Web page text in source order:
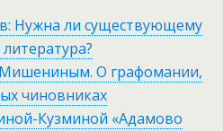
Нужна ли существующему
О графомании,
чиновниках
Кузминой «Адамово